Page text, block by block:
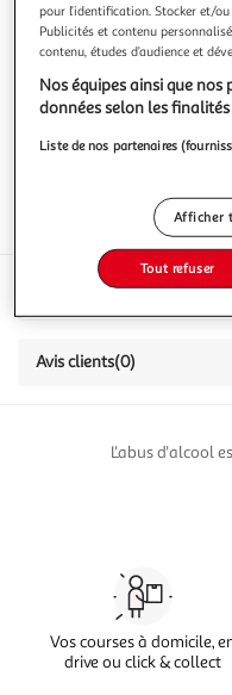
Vous voulez
Interdit femme enceinte
Avis clients(0)
L'abus d'alcool
Vos courses à domicile,
drive ou click & collect
pour l’identification. Stocker et/
Publicités et contenu
contenu, études d’audience et
Nos équipes ainsi que
données selon les
Liste de nos partenaires
Afficher
Tout refuser